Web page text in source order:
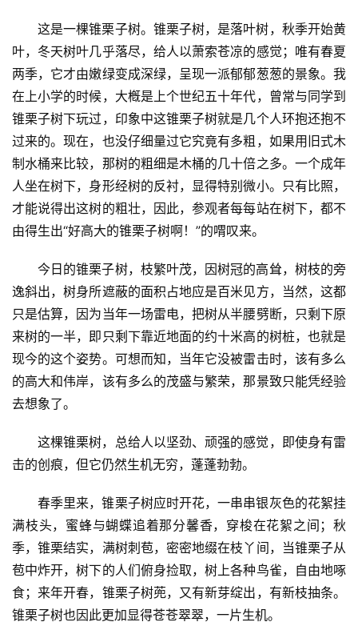
这是一棵锥栗子树。锥栗子树，是落叶树，秋季开始黄
叶，冬天树叶几乎落尽，给人以萧索苍凉的感觉；唯有春夏
两季，它才由嫩绿变成深绿，呈现一派郁郁葱葱的景象。我
在上小学的时候，大槪是上个世纪五十年代，曾常与同学到
锥栗子树下玩过，印象中这锥栗子树就是几个人环抱还抱不
过来的。现在，也没仔细量过它究竟有多粗，如果用旧式木
制水桶来比较，那树的粗细是木桶的几十倍之多。一个成年
人坐在树下，身形经树的反衬，显得特别微小。只有比照，
才能说得出这树的粗壮，因此，参观者每每站在树下，都不
由得生出“好高大的锥栗子树啊！”的喟叹来。
今日的锥栗子树，枝繁叶茂，因树冠的高耸，树枝的旁
逸斜出，树身所遮蔽的面积占地应是百米见方，当然，这都
只是估算，因为当年一场雷电，把树从半腰劈断，只剩下原
来树的一半，即只剩下靠近地面的约十米高的树桩，也就是
现今的这个姿势。可想而知，当年它没被雷击时，该有多么
的高大和伟岸，该有多么的茂盛与繁荣，那景致只能凭经验
去想象了。
这棵锥栗树，总给人以坚劲、顽强的感觉，即使身有雷
击的创痕，但它仍然生机无穷，蓬蓬勃勃。
春季里来，锥栗子树应时开花，一串串银灰色的花絮挂
满枝头，蜜蜂与蝴蝶追着那分馨香，穿梭在花絮之间；秋
季，锥栗结实，满树刺苞，密密地缀在枝丫间，当锥栗子从
苞中炸开，树下的人们俯身捡取，树上各种鸟雀，自由地啄
食；来年开春，锥栗子树蔸，又有新芽绽出，有新枝抽条。
锥栗子树也因此更加显得苍苍翠翠，一片生机。